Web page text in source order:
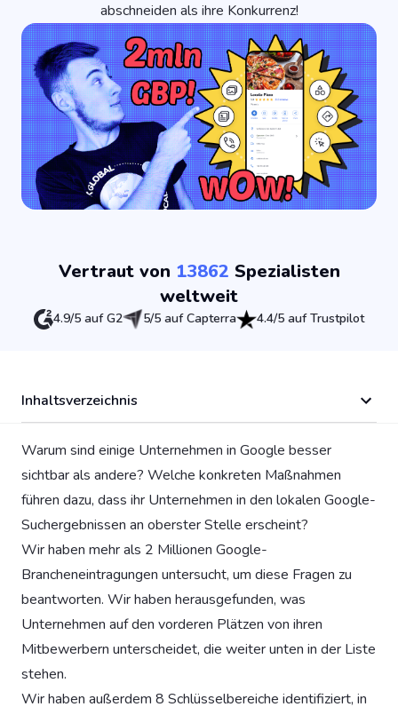
abschneiden als ihre Konkurrenz!
Vertraut von 13862 Spezialisten
weltweit
4.9/5 auf G2 5/5 auf Capterra 4.4/5 auf Trustpilot
Inhaltsverzeichnis
Warum sind einige Unternehmen in Google besser
sichtbar als andere? Welche konkreten Maßnahmen
führen dazu, dass ihr Unternehmen in den lokalen Google-
Suchergebnissen an oberster Stelle erscheint?
Wir haben mehr als 2 Millionen Google-
Brancheneintragungen untersucht, um diese Fragen zu
beantworten. Wir haben herausgefunden, was
Unternehmen auf den vorderen Plätzen von ihren
Mitbewerbern unterscheidet, die weiter unten in der Liste
stehen.
Wir haben außerdem 8 Schlüsselbereiche identifiziert, in